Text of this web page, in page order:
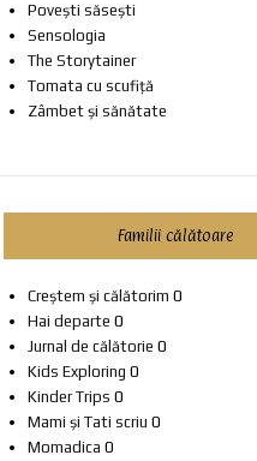
Povești săsești
Sensologia
The Storytainer
Tomata cu scufiță
Zâmbet și sănătate
Familii călătoare
Creștem și călătorim 0
Hai departe 0
Jurnal de călătorie 0
Kids Exploring 0
Kinder Trips 0
Mami și Tati scriu 0
Momadica 0